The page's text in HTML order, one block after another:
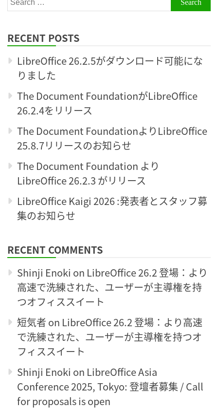
for:
RECENT POSTS
LibreOffice 26.2.5がダウンロード可能にな
りました
The Document FoundationがLibreOffice
26.2.4をリリース
The Document FoundationよりLibreOffice
25.8.7リリースのお知らせ
The Document Foundation より
LibreOffice 26.2.3 がリリース
LibreOffice Kaigi 2026 :発表者とスタッフ募
集のお知らせ
RECENT COMMENTS
Shinji Enoki on LibreOffice 26.2 登場：より
高速で洗練された、ユーザーが主導権を持
つオフィススイート
短気者 on LibreOffice 26.2 登場：より高速
で洗練された、ユーザーが主導権を持つオ
フィススイート
Shinji Enoki on LibreOffice Asia
Conference 2025, Tokyo: 登壇者募集 / Call
for proposals is open